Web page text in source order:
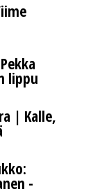
lippu
| Kalle,
-